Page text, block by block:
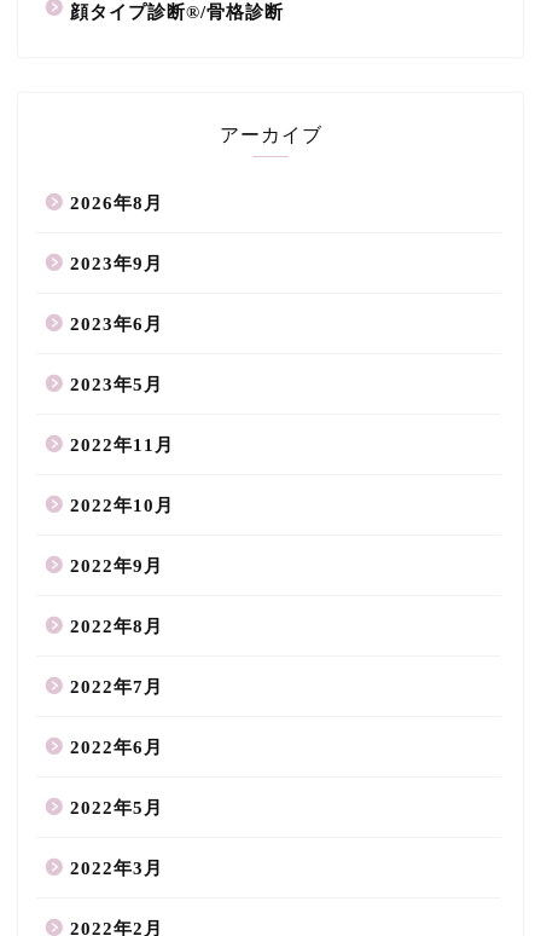
顔タイプ診断®/骨格診断
アーカイブ
2026年8月
2023年9月
2023年6月
2023年5月
2022年11月
2022年10月
2022年9月
2022年8月
2022年7月
2022年6月
2022年5月
2022年3月
2022年2月